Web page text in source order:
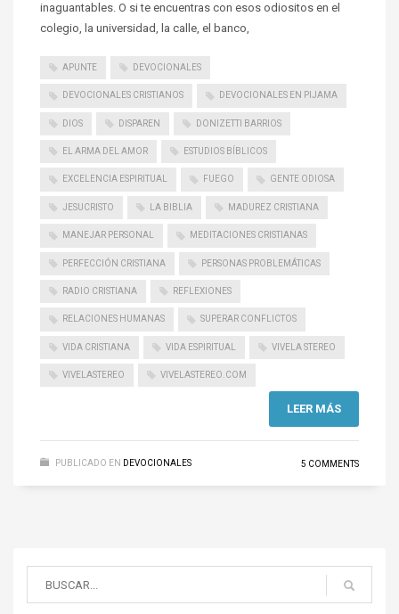
inaguantables. O si te encuentras con esos odiositos en el
colegio, la universidad, la calle, el banco,
APUNTE DEVOCIONALES
DEVOCIONALES CRISTIANOS DEVOCIONALES EN PIJAMA
DIOS DISPAREN DONIZETTI BARRIOS
EL ARMA DEL AMOR ESTUDIOS BÍBLICOS
EXCELENCIA ESPIRITUAL FUEGO GENTE ODIOSA
JESUCRISTO LA BIBLIA MADUREZ CRISTIANA
MANEJAR PERSONAL MEDITACIONES CRISTIANAS
PERFECCIÓN CRISTIANA PERSONAS PROBLEMÁTICAS
RADIO CRISTIANA REFLEXIONES
RELACIONES HUMANAS SUPERAR CONFLICTOS
VIDA CRISTIANA VIDA ESPIRITUAL VIVELA STEREO
VIVELASTEREO VIVELASTEREO.COM
LEER MÁS
PUBLICADO EN DEVOCIONALES 5 COMMENTS